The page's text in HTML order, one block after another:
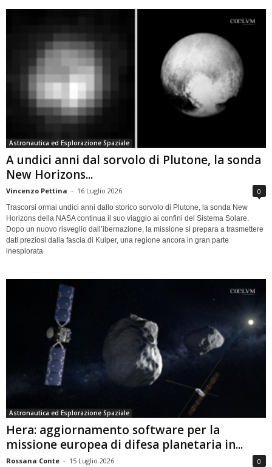
Astronautica ed Esplorazione Spaziale
A undici anni dal sorvolo di Plutone, la sonda
New Horizons...
Vincenzo Pettina - 16 Luglio 2026 0
Trascorsi ormai undici anni dallo storico sorvolo di Plutone, la sonda New
Horizons della NASA continua il suo viaggio ai confini del Sistema Solare.
Dopo un nuovo risveglio dall’ibernazione, la missione si prepara a trasmettere
dati preziosi dalla fascia di Kuiper, una regione ancora in gran parte
inesplorata
Astronautica ed Esplorazione Spaziale
Hera: aggiornamento software per la
missione europea di difesa planetaria in...
Rossana Conte - 15 Luglio 2026 0